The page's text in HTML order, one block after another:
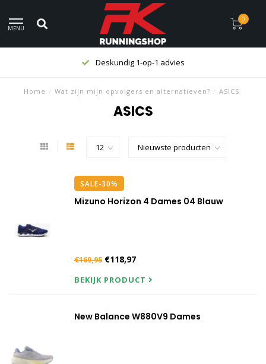
MENU
0
Deskundig 1-op-1 advies
Home / Wat zijn mijn opvolgers en alternatieven? / ASICS
ASICS
SALE-30%
Mizuno Horizon 4 Dames 04 Blauw
€169,95 €118,97
BEKIJK PRODUCT
New Balance W880V9 Dames